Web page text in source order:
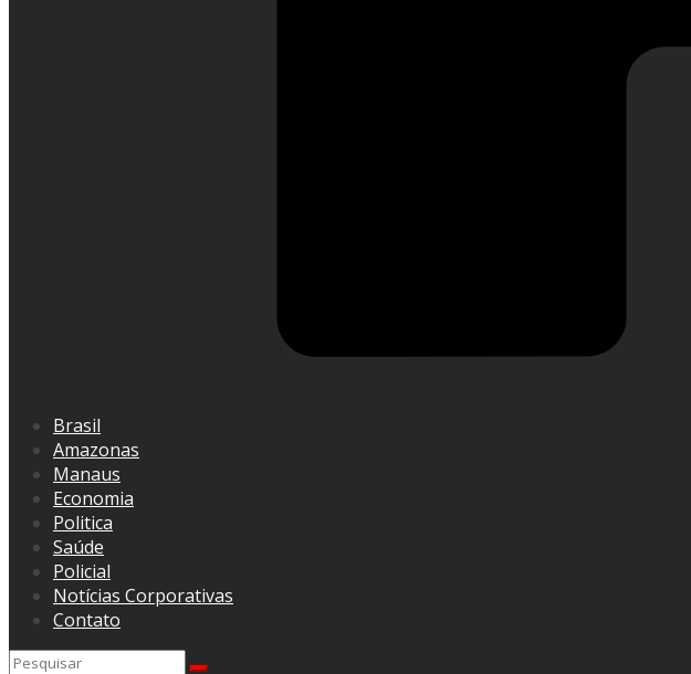
Brasil
Amazonas
Manaus
Economia
Politica
Saúde
Policial
Notícias Corporativas
Contato